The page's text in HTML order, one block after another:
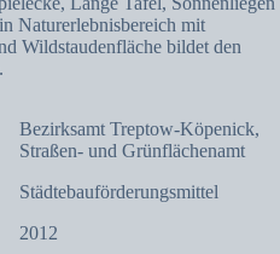
Naturerlebnisbereich mit
Wildstaudenfläche bildet den
Bezirksamt Treptow-Köpenick,
Straßen- und Grünflächenamt
Städtebauförderungsmittel
2012